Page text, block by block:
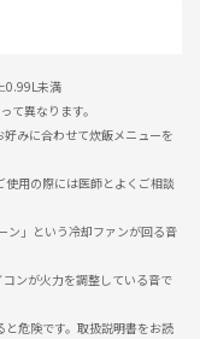
0.99L未満
て異なります。
みに合わせて炊飯メニューを
用の際には医師とよくご相談
ン」という冷却ファンが回る音
ンが火力を調整している音で
危険です。取扱説明書をお読